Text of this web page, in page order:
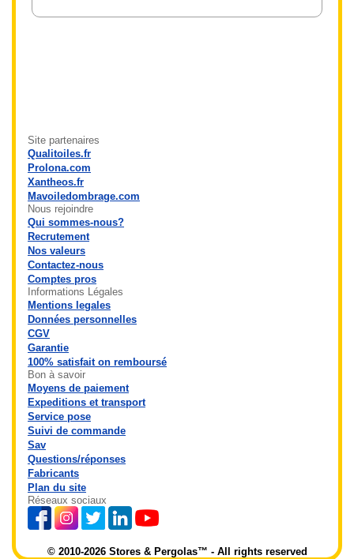
Site partenaires
Qualitoiles.fr
Prolona.com
Xantheos.fr
Mavoiledombrage.com
Nous rejoindre
Qui sommes-nous?
Recrutement
Nos valeurs
Contactez-nous
Comptes pros
Informations Légales
Mentions legales
Données personnelles
CGV
Garantie
100% satisfait on remboursé
Bon à savoir
Moyens de paiement
Expeditions et transport
Service pose
Suivi de commande
Sav
Questions/réponses
Fabricants
Plan du site
Réseaux sociaux
© 2010-2026 Stores & Pergolas™ - All rights reserved